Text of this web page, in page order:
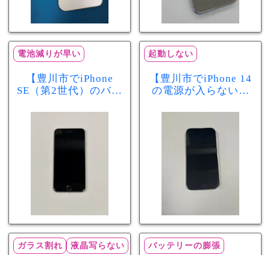
電池減りが早い
【豊川市でiPhone
SE（第2世代）のバッ
スマ豊川店】電池の
減りが早い症状も当
起動しない
【豊川市でiPhone 14
の電源が入らない修
店】バッテリー交換
で復旧するケースも
あります！
ガラス割れ 液晶写らない バッテリーの膨張